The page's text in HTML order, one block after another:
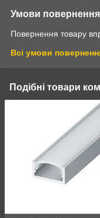
Умови повернення
Повернення товару
Всі умови
Подібні товари